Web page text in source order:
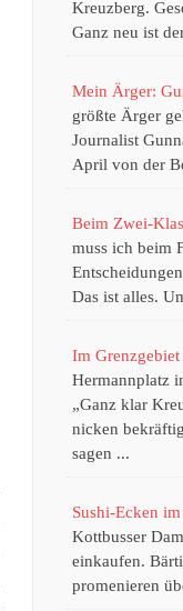
Kreuzberg.
Ganz neu ist
Mein Ärger:
größte Ärger
Journalist
April von der
Beim Zwei-
muss ich beim
Das ist alles.
Im
Hermannplatz
„Ganz klar
nicken
sagen ...
Sushi-Ecken
Kottbusser
einkaufen.
promenieren